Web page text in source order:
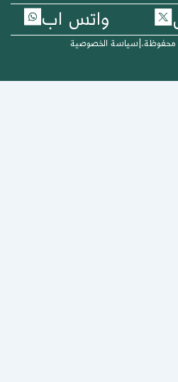
واتس اب
|سياسة الخصوصية